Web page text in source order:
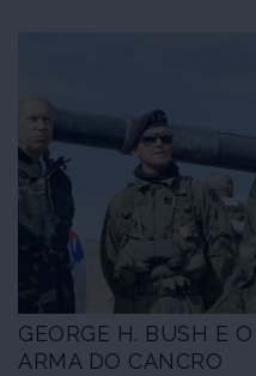
GEORGE H. BUSH E
ARMA DO CANCRO